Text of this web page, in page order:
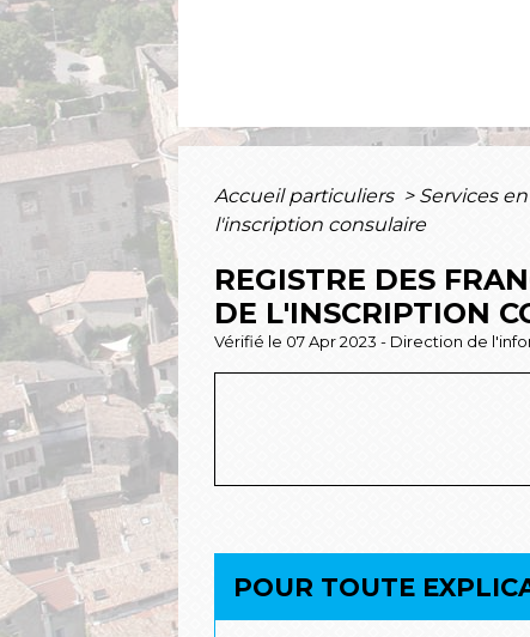
Accueil particuliers > Services
l'inscription consulaire
REGISTRE DES
DE L'INSCRIPTION
Vérifié le 07 Apr 2023 - Direction de
POUR TOUTE